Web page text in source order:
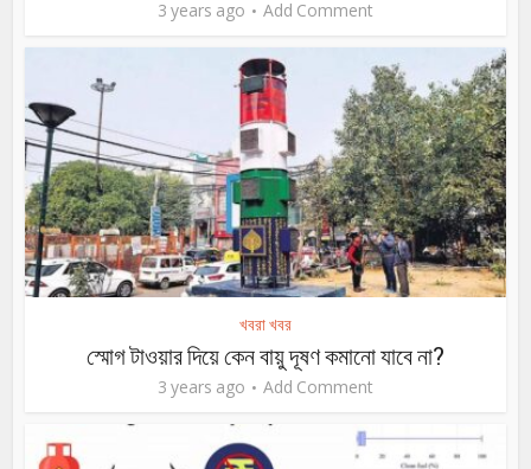
3 years ago Add Comment
খবরা খবর
স্মোগ টাওয়ার দিয়ে কেন বায়ু দূষণ কমানো যাবে না?
3 years ago Add Comment